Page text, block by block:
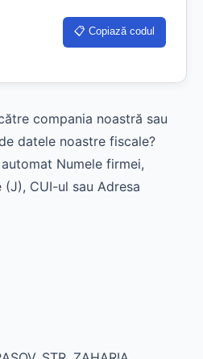
📋 Copiază codul
compania noastră sau
datele noastre fiscale?
Numele firmei,
CUI-ul sau Adresa